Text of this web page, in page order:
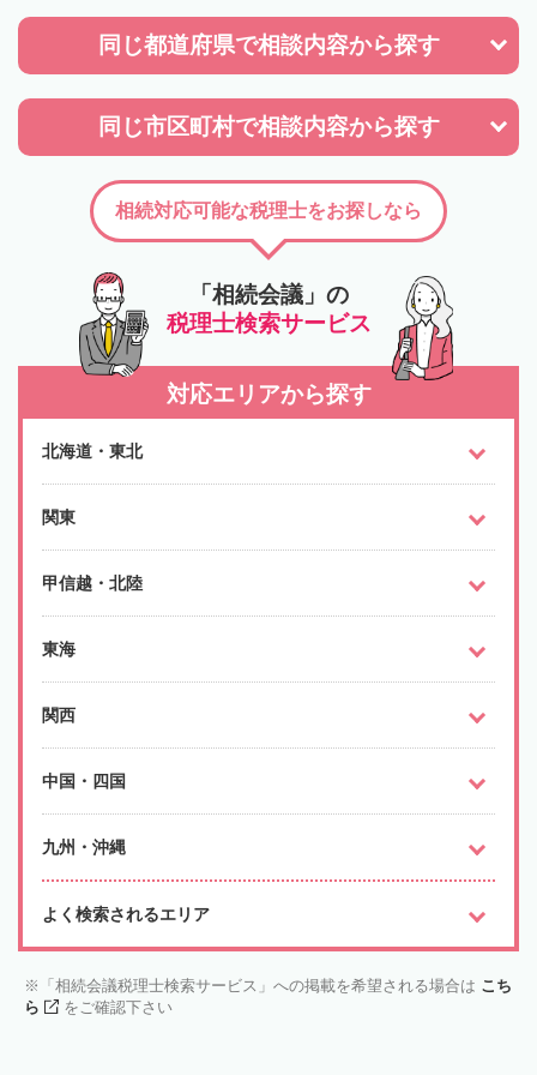
同じ都道府県で相談内容から探す
同じ市区町村で相談内容から探す
「相続会議」の
税理士検索サービス
相続対応可能な税理士をお探しなら
対応エリアから探す
北海道・東北
関東
甲信越・北陸
東海
関西
中国・四国
九州・沖縄
よく検索されるエリア
「相続会議税理士検索サービス」への掲載を希望される場合は こち
ら
をご確認下さい